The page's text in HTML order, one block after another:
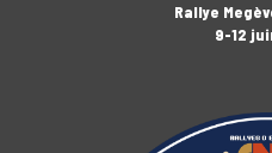
Rallye
9-12